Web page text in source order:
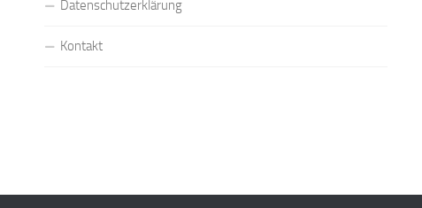
Datenschutzerklärung
Kontakt